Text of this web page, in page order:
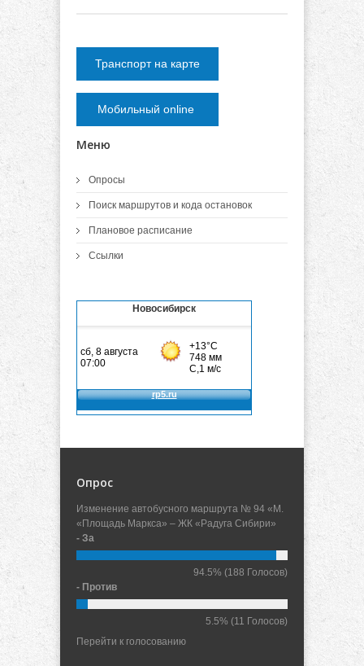
Транспорт на карте
Мобильный online
Меню
Опросы
Поиск маршрутов и кода остановок
Плановое расписание
Ссылки
Новосибирск
Опрос
Изменение автобусного маршрута № 94 «М.
«Площадь Маркса» – ЖК «Радуга Сибири»
- За
94.5% (188 Голосов)
- Против
5.5% (11 Голосов)
Перейти к голосованию